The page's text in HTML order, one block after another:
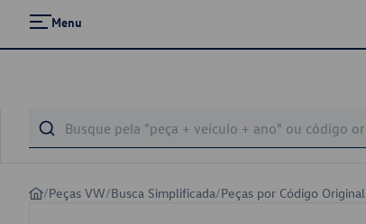
Menu
/Peças VW/Busca Simplificada/Peças por Código Original